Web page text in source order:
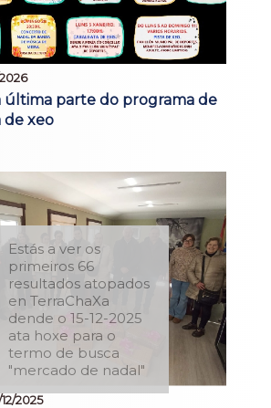
última parte do programa de
de xeo
12/2025
Estás a ver os
primeiros 66
resultados atopados
en TerraChaXa
dende o 15-12-2025
ata hoxe para o
termo de busca
"mercado de nadal"